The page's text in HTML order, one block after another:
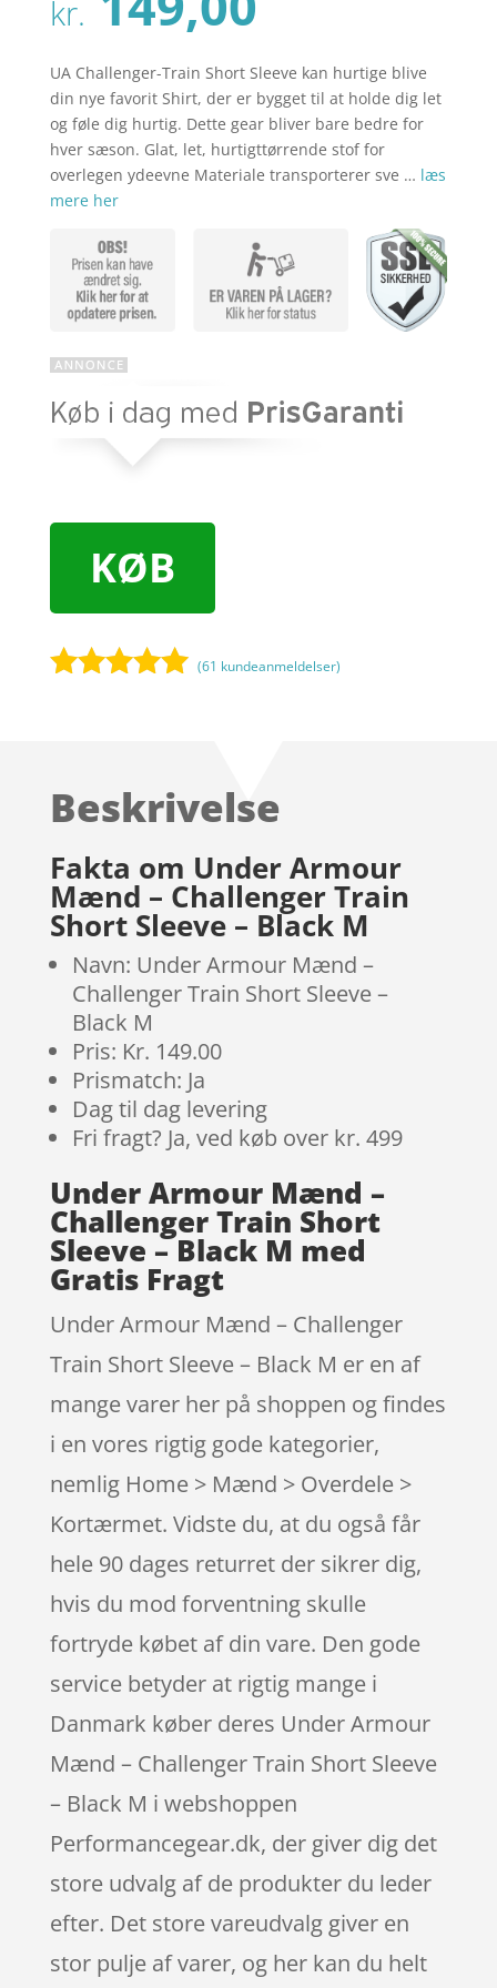
var:
kr.
kr.
pris
er:
kr.
UA Challenger-Train Short Sleeve kan hurtige blive
din nye favorit Shirt, der er bygget til at holde dig let
og føle dig hurtig. Dette gear bliver bare bedre for
hver sæson. Glat, let, hurtigttørrende stof for
overlegen ydeevne Materiale transporterer sve … læs
mere her
KØB
kundebedøm
(61 kundeanmeldelser)
Beskrivelse
Fakta om Under Armour
Mænd – Challenger Train
Short Sleeve – Black M
Navn: Under Armour Mænd –
Challenger Train Short Sleeve –
Black M
Pris: Kr. 149.00
Prismatch: Ja
Dag til dag levering
Fri fragt? Ja, ved køb over kr. 499
Under Armour Mænd –
Challenger Train Short
Sleeve – Black M med
Gratis Fragt
Under Armour Mænd – Challenger
Train Short Sleeve – Black M er en af
mange varer her på shoppen og findes
i en vores rigtig gode kategorier,
nemlig Home > Mænd > Overdele >
Kortærmet. Vidste du, at du også får
hele 90 dages returret der sikrer dig,
hvis du mod forventning skulle
fortryde købet af din vare. Den gode
service betyder at rigtig mange i
Danmark køber deres Under Armour
Mænd – Challenger Train Short Sleeve
– Black M i webshoppen
Performancegear.dk, der giver dig det
store udvalg af de produkter du leder
efter. Det store vareudvalg giver en
stor pulje af varer, og her kan du helt